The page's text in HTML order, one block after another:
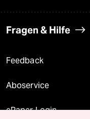
Fragen & Hilfe
Feedback
Aboservice
ePaper Login